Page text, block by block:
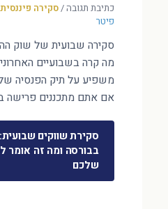
כתיבת תגובה/סקירה
פיטר
סקירה שבועית של שוק
מה קרה בשבועיים
משפיע על תיק הפנסיה
אם אתם מתכננים פרישה
סקירת שווקים
בבורסה ומה זה אומר
שלכם